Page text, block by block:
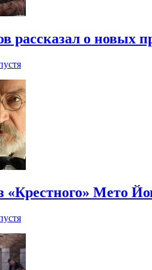
рассказал о новых
«Крестного» Мето